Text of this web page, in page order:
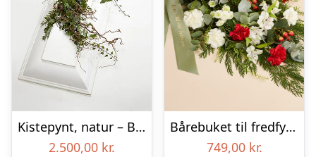
Kistepynt, natur – Blomster til begravelse
2.500,00 kr.
Bårebuket til fredfyldt kærlighed med bånd
749,00 kr.